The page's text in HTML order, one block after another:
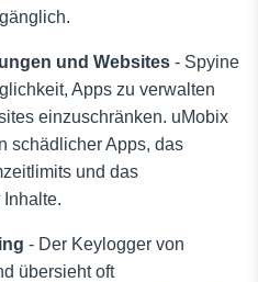
und Websites - Spyine
Apps zu verwalten
einzuschränken. uMobix
schädlicher Apps, das
und das
- Der Keylogger von
übersieht oft